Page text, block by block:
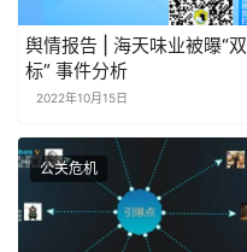
舆情报告 | 海天味业被曝“双
标” 事件分析
2022年10月15日
公关危机